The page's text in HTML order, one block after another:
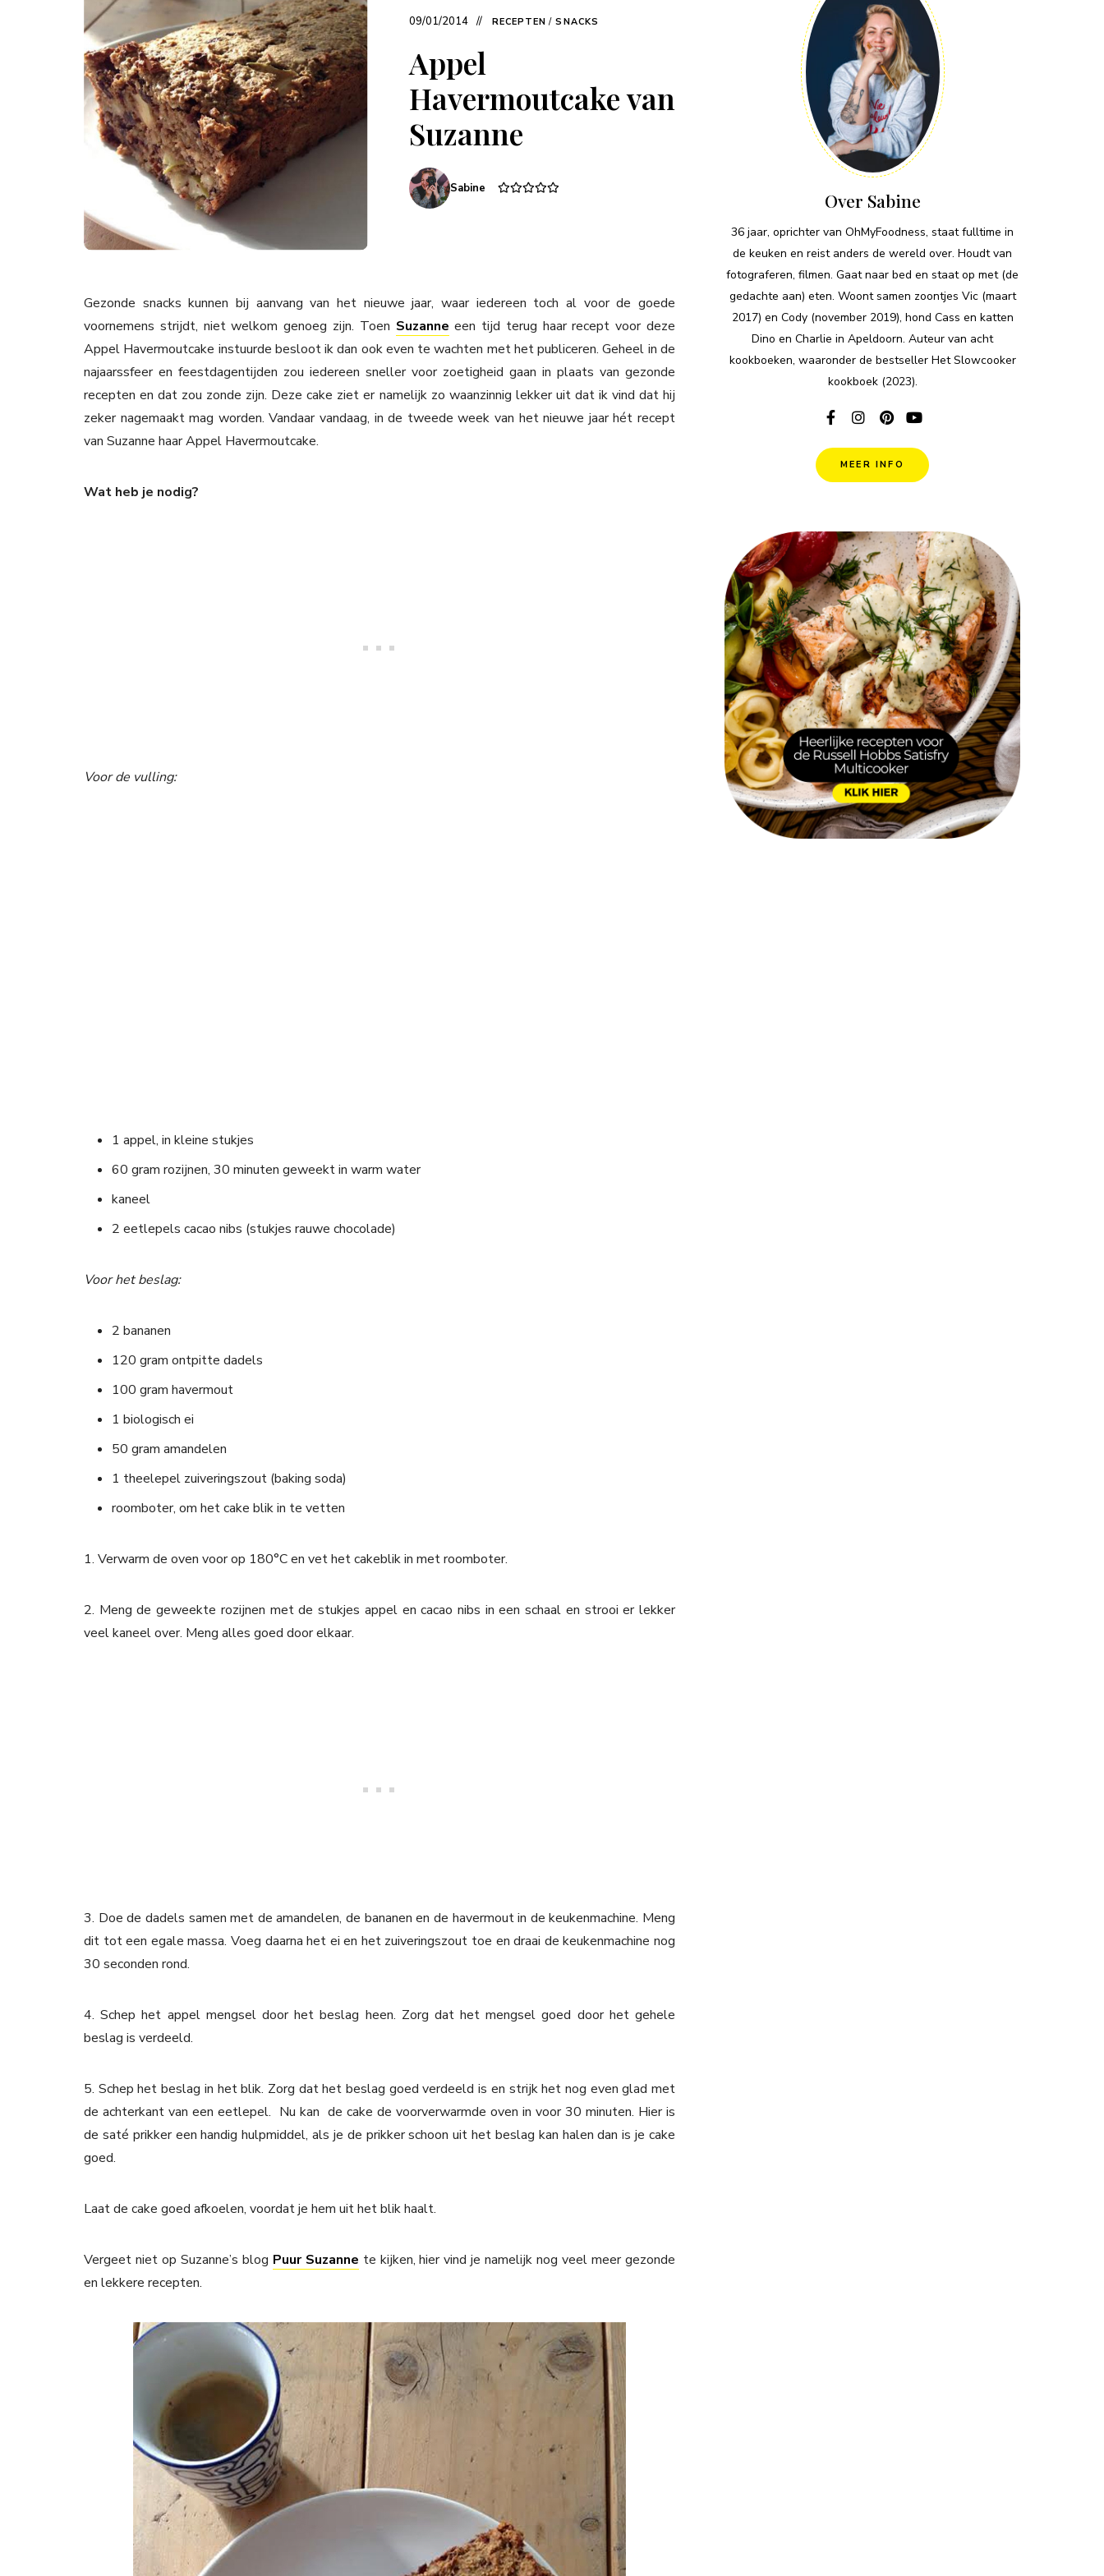
09/01/2014 RECEPTEN / SNACKS
Appel
Havermoutcake van
Suzanne
Sabine
Gezonde snacks kunnen bij aanvang van het nieuwe jaar, waar iedereen toch al voor de goede
voornemens strijdt, niet welkom genoeg zijn. Toen Suzanne een tijd terug haar recept voor deze
Appel Havermoutcake instuurde besloot ik dan ook even te wachten met het publiceren. Geheel in de
najaarssfeer en feestdagentijden zou iedereen sneller voor zoetigheid gaan in plaats van gezonde
recepten en dat zou zonde zijn. Deze cake ziet er namelijk zo waanzinnig lekker uit dat ik vind dat hij
zeker nagemaakt mag worden. Vandaar vandaag, in de tweede week van het nieuwe jaar hét recept
van Suzanne haar Appel Havermoutcake.
Wat heb je nodig?
Voor de vulling:
1 appel, in kleine stukjes
60 gram rozijnen, 30 minuten geweekt in warm water
kaneel
2 eetlepels cacao nibs (stukjes rauwe chocolade)
Voor het beslag:
2 bananen
120 gram ontpitte dadels
100 gram havermout
1 biologisch ei
50 gram amandelen
1 theelepel zuiveringszout (baking soda)
roomboter, om het cake blik in te vetten
1. Verwarm de oven voor op 180°C en vet het cakeblik in met roomboter.
2. Meng de geweekte rozijnen met de stukjes appel en cacao nibs in een schaal en strooi er lekker
veel kaneel over. Meng alles goed door elkaar.
3. Doe de dadels samen met de amandelen, de bananen en de havermout in de keukenmachine. Meng
dit tot een egale massa. Voeg daarna het ei en het zuiveringszout toe en draai de keukenmachine nog
30 seconden rond.
4. Schep het appel mengsel door het beslag heen. Zorg dat het mengsel goed door het gehele
beslag is verdeeld.
5. Schep het beslag in het blik. Zorg dat het beslag goed verdeeld is en strijk het nog even glad met
de achterkant van een eetlepel. Nu kan de cake de voorverwarmde oven in voor 30 minuten. Hier is
de saté prikker een handig hulpmiddel, als je de prikker schoon uit het beslag kan halen dan is je cake
goed.
Laat de cake goed afkoelen, voordat je hem uit het blik haalt.
Vergeet niet op Suzanne’s blog Puur Suzanne te kijken, hier vind je namelijk nog veel meer gezonde
en lekkere recepten.
Over Sabine
36 jaar, oprichter van OhMyFoodness, staat fulltime in
de keuken en reist anders de wereld over. Houdt van
fotograferen, filmen. Gaat naar bed en staat op met (de
gedachte aan) eten. Woont samen zoontjes Vic (maart
2017) en Cody (november 2019), hond Cass en katten
Dino en Charlie in Apeldoorn. Auteur van acht
kookboeken, waaronder de bestseller Het Slowcooker
kookboek (2023).
MEER INFO